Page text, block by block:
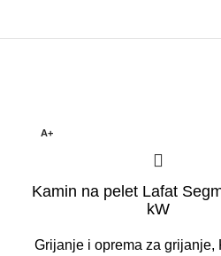
A+
Kamin na pelet Lafat
kW
Grijanje i oprema za grijanje,